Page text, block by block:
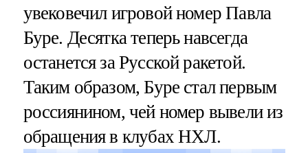
увековечил игровой номер Павла
Буре. Десятка теперь навсегда
останется за Русской ракетой.
Таким образом, Буре стал первым
россиянином, чей номер вывели из
обращения в клубах НХЛ.